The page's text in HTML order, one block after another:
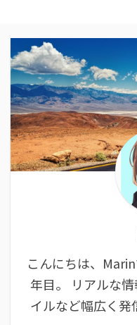
こんにちは、
年目。 リアルな
イルなど幅広く